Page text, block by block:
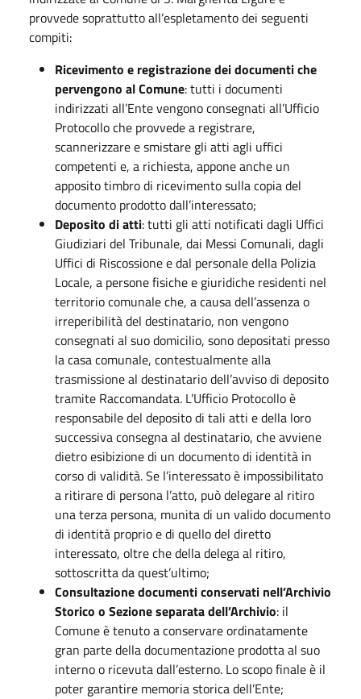
provvede soprattutto all’espletamento dei seguenti
compiti:
Ricevimento e registrazione dei documenti che
pervengono al Comune: tutti i documenti
indirizzati all’Ente vengono consegnati all’Ufficio
Protocollo che provvede a registrare,
scannerizzare e smistare gli atti agli uffici
competenti e, a richiesta, appone anche un
apposito timbro di ricevimento sulla copia del
documento prodotto dall’interessato;
Deposito di atti: tutti gli atti notificati dagli Uffici
Giudiziari del Tribunale, dai Messi Comunali, dagli
Uffici di Riscossione e dal personale della Polizia
Locale, a persone fisiche e giuridiche residenti nel
territorio comunale che, a causa dell’assenza o
irreperibilità del destinatario, non vengono
consegnati al suo domicilio, sono depositati presso
la casa comunale, contestualmente alla
trasmissione al destinatario dell’avviso di deposito
tramite Raccomandata. L’Ufficio Protocollo è
responsabile del deposito di tali atti e della loro
successiva consegna al destinatario, che avviene
dietro esibizione di un documento di identità in
corso di validità. Se l’interessato è impossibilitato
a ritirare di persona l’atto, può delegare al ritiro
una terza persona, munita di un valido documento
di identità proprio e di quello del diretto
interessato, oltre che della delega al ritiro,
sottoscritta da quest’ultimo;
Consultazione documenti conservati nell’Archivio
Storico o Sezione separata dell’Archivio: il
Comune è tenuto a conservare ordinatamente
gran parte della documentazione prodotta al suo
interno o ricevuta dall’esterno. Lo scopo finale è il
poter garantire memoria storica dell’Ente;